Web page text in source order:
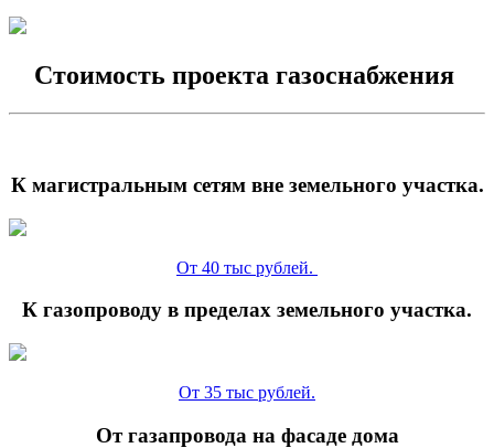
Стоимость проекта газоснабжения
К магистральным сетям вне земельного участка.
От 40 тыс рублей.
К газопроводу в пределах земельного участка.
От 35 тыс рублей.
От газапровода на фасаде дома